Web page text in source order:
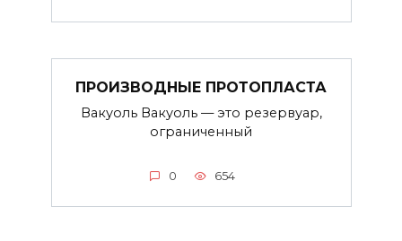
ПРОИЗВОДНЫЕ ПРОТОПЛАСТА
Вакуоль Вакуоль — это резервуар,
ограниченный
0 654